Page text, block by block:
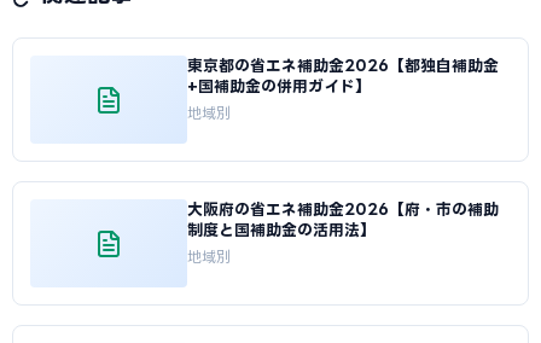
り補助金は約2〜3か月、小規模事業者持続化補助金は約2か
月です。愛知県独自の補助金は制度によって異なりますが、
概ね1〜2か月での通知が多いです。審査期間中は事業への着
手・発注を行わないようご注意ください。
東京都の省エネ補助金2026【都独自補助金
+国補助金の併用ガイド】
地域別
大阪府の省エネ補助金2026【府・市の補助
制度と国補助金の活用法】
地域別